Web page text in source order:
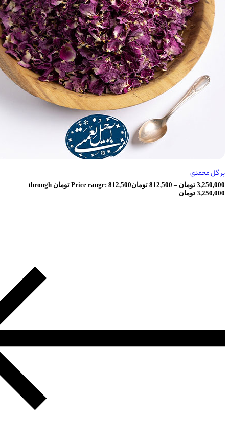
–
812,500 تومان Price range: 812,500 تومان through